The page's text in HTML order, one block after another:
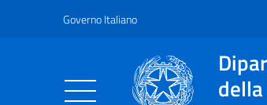
Vai al contenuto principale
Raggiungi il piè di pagina
Governo Italiano